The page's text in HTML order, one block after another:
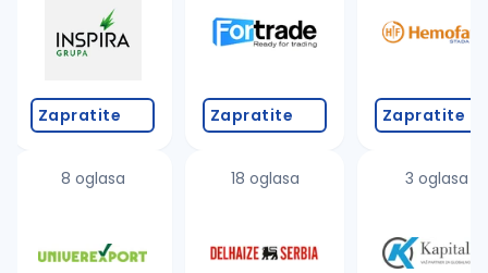
Zapratite
8 oglasa
Zapratite
18 oglasa
Zapratite
3 oglasa